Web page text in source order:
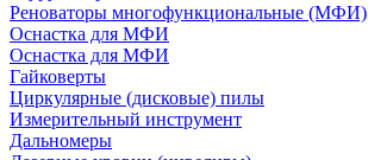
Реноваторы многофункциональные (МФИ)
Оснастка для МФИ
Оснастка для МФИ
Гайковерты
Циркулярные (дисковые) пилы
Измерительный инструмент
Дальномеры